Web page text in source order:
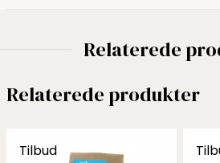
Relaterede
Relaterede produkter
Tilbud